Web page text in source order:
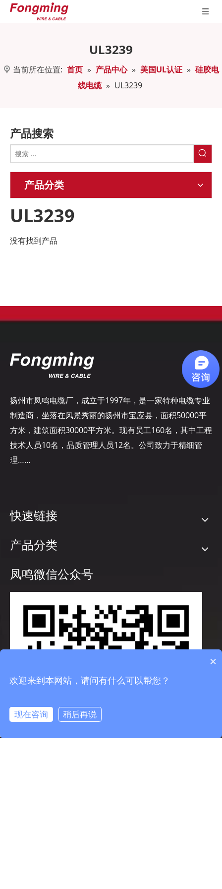
UL3239
当前所在位置: 首页 » 产品中心 » 美国UL认证 » 硅胶电
线电缆 » UL3239
产品搜索
产品分类
UL3239
没有找到产品
扬州市凤鸣电缆厂，成立于1997年，是一家特种电缆专业
制造商，坐落在风景秀丽的扬州市宝应县，面积50000平
方米，建筑面积30000平方米。现有员工160名，其中工程
技术人员10名，品质管理人员12名。公司致力于精细管
理……
快速链接
15358868788
info@fmcable.com
凤鸣公众号
产品分类
凤鸣微信公众号
×
欢迎来到本网站，请问有什么可以帮您？
现在咨询 稍后再说